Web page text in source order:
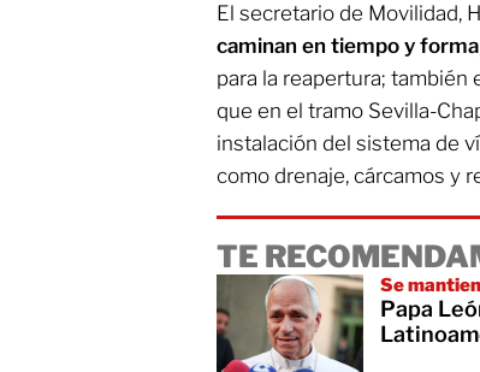
El secretario de Movilidad,
caminan en tiempo y forma
para la reapertura;
que en el tramo Sevilla-
instalación del sistema de
como drenaje, cárcamos y
TE
Se
Papa